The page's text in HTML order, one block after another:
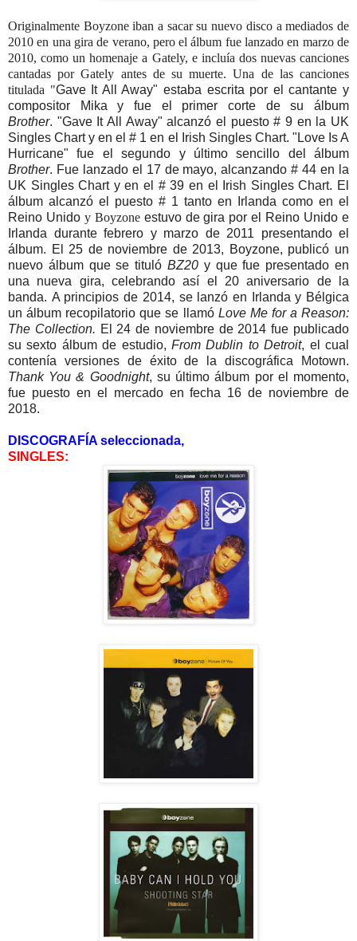
Originalmente Boyzone iban a sacar su nuevo disco a mediados de
2010 en una gira de verano, pero el álbum fue lanzado en marzo de
2010, como un homenaje a Gately, e incluía dos nuevas canciones
cantadas por Gately antes de su muerte. Una de las canciones
titulada "Gave It All Away" estaba escrita por el cantante y
compositor Mika y fue el primer corte de su álbum
Brother. "Gave It All Away" alcanzó el puesto # 9 en la UK
Singles Chart y en el # 1 en el Irish Singles Chart. "Love Is A
Hurricane" fue el segundo y último sencillo del álbum
Brother. Fue lanzado el 17 de mayo, alcanzando # 44 en la
UK Singles Chart y en el # 39 en el Irish Singles Chart. El
álbum alcanzó el puesto # 1 tanto en Irlanda como en el
Reino Unido y Boyzone estuvo de gira por el Reino Unido e
Irlanda durante febrero y marzo de 2011 presentando el
álbum. El 25 de noviembre de 2013, Boyzone, publicó un
nuevo álbum que se tituló BZ20 y que fue presentado en
una nueva gira, celebrando así el 20aniversario de la
banda. A principios de 2014, se lanzó en Irlanda y Bélgica
un álbum recopilatorio que se llamó Love Me for a Reason:
The Collection. El 24 de noviembre de 2014 fue publicado
su sexto álbum de estudio, From Dublin to Detroit, el cual
contenía versiones de éxito de la discográfica Motown.
Thank You & Goodnight, su último álbum por el momento,
fue puesto en el mercado en fecha 16 de noviembre de
2018.
DISCOGRAFÍA seleccionada,
SINGLES: